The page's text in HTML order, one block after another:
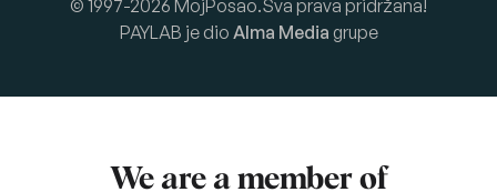
© 1997-2026 MojPosao.Sva prava pridržana!
PAYLAB je dio Alma Media grupe
We are a member of